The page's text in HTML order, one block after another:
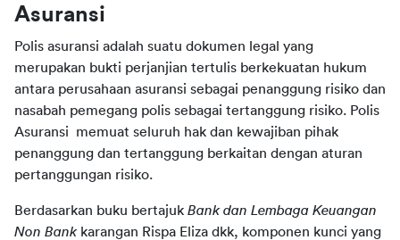
Asuransi
Polis asuransi adalah suatu dokumen legal yang
merupakan bukti perjanjian tertulis berkekuatan hukum
antara perusahaan asuransi sebagai penanggung risiko dan
nasabah pemegang polis sebagai tertanggung risiko. Polis
Asuransi  memuat seluruh hak dan kewajiban pihak
penanggung dan tertanggung berkaitan dengan aturan
pertanggungan risiko.
Berdasarkan buku bertajuk Bank dan Lembaga Keuangan
Non Bank karangan Rispa Eliza dkk, komponen kunci yang